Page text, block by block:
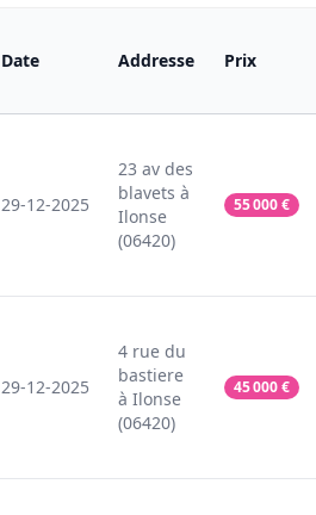
Date Addresse Prix
29-12-2025
23 av des
blavets à
Ilonse
(06420)
55 000€
29-12-2025
4 rue du
bastiere
à Ilonse
(06420)
45 000€